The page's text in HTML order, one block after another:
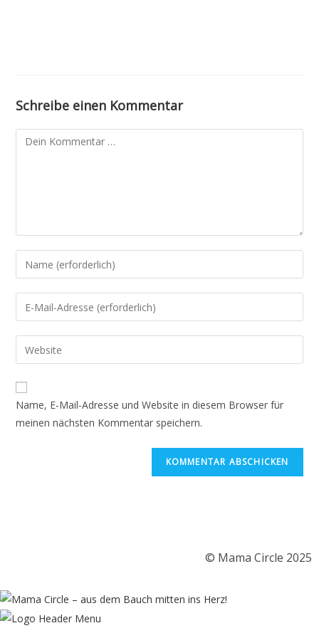
Schreibe einen Kommentar
Name, E-Mail-Adresse und Website in diesem Browser für
meinen nächsten Kommentar speichern.
© Mama Circle 2025